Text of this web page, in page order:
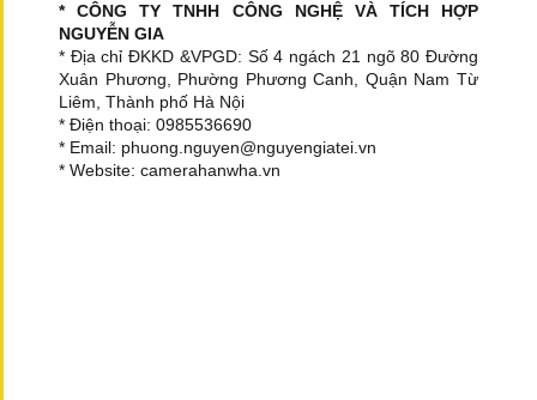
* CÔNG TY TNHH CÔNG NGHỆ VÀ TÍCH HỢP
NGUYỄN GIA
* Địa chỉ ĐKKD &VPGD: Số 4 ngách 21 ngõ 80 Đường
Xuân Phương, Phường Phương Canh, Quận Nam Từ
Liêm, Thành phố Hà Nội
* Điện thoại: 0985536690
* Email: phuong.nguyen@nguyengiatei.vn
* Website: camerahanwha.vn